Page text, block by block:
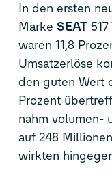
In den ersten
Marke SEAT517
waren 11,8
Umsatzerlöse
den guten Wert
Prozent
nahm volumen-
auf 248
wirkten